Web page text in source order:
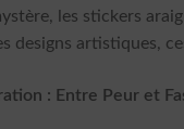
les stickers
designs artistiques,
: Entre Peur et